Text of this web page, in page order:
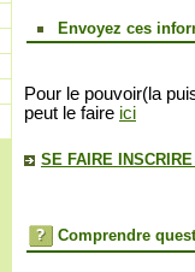
Envoyez ces
Pour le pouvoir(la
peut le faire ici
SE FAIRE
Comprendre